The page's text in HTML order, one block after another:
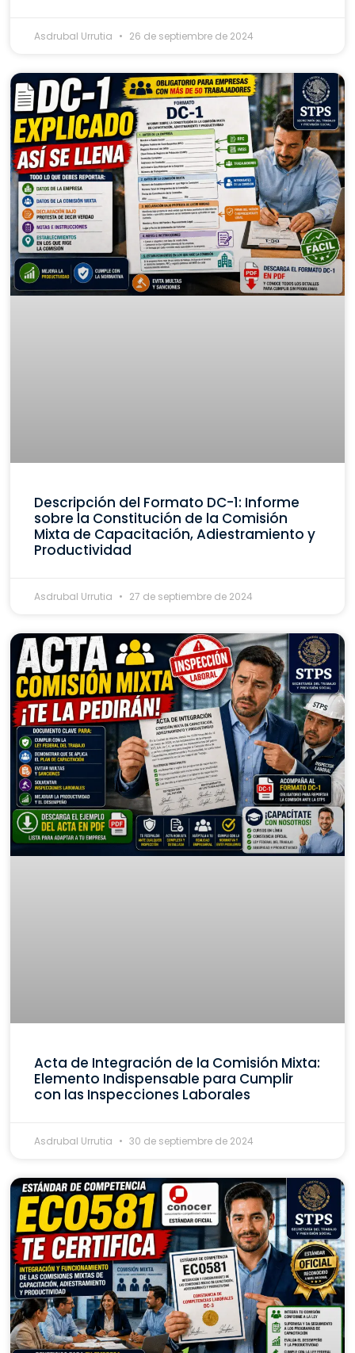
Asdrubal Urrutia 26 de septiembre de 2024
Descripción del Formato DC-1: Informe
sobre la Constitución de la Comisión
Mixta de Capacitación, Adiestramiento y
Productividad
Asdrubal Urrutia 27 de septiembre de 2024
Acta de Integración de la Comisión Mixta:
Elemento Indispensable para Cumplir
con las Inspecciones Laborales
Asdrubal Urrutia 30 de septiembre de 2024